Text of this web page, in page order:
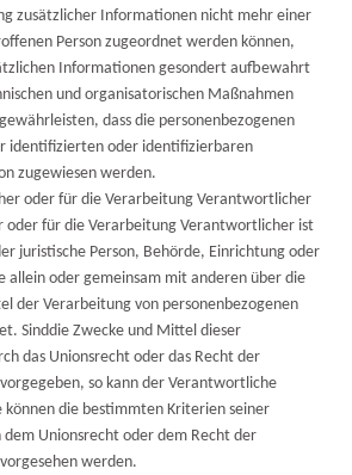
zusätzlicher Informationen nicht mehr einer
Person zugeordnet werden können,
Informationen gesondert aufbewahrt
und organisatorischen Maßnahmen
dass die personenbezogenen
identifizierten oder identifizierbaren
zugewiesen werden.
oder für die Verarbeitung Verantwortlicher
oder für die Verarbeitung Verantwortlicher ist
juristische Person, Behörde, Einrichtung oder
allein oder gemeinsam mit anderen über die
der Verarbeitung von personenbezogenen
Sinddie Zwecke und Mittel dieser
das Unionsrecht oder das Recht der
so kann der Verantwortliche
können die bestimmten Kriterien seiner
dem Unionsrecht oder dem Recht der
werden.